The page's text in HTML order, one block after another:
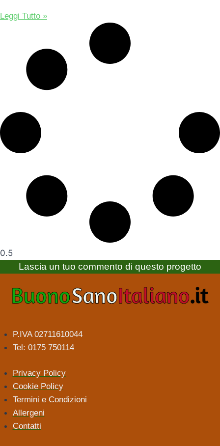
Leggi Tutto »
Lascia un tuo commento di questo progetto
P.IVA 02711610044
Tel: 0175 750114
Privacy Policy
Cookie Policy
Termini e Condizioni
Allergeni
Contatti